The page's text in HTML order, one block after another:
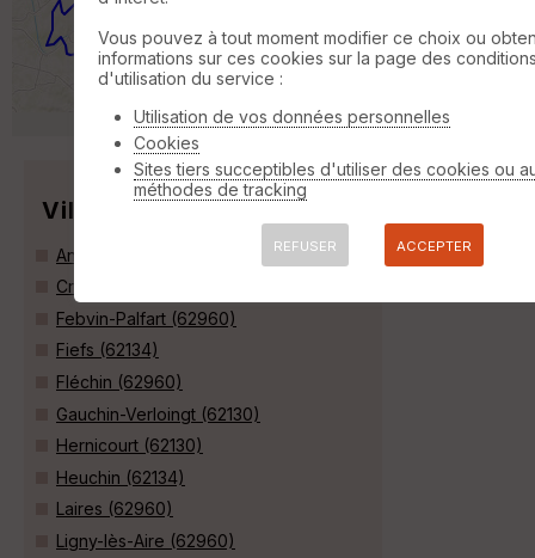
Accessible aux attelages Attention plusieurs
chemins labourés,nous pouvons toujours
»
Villes
Anvin (62134)
Croix-en-Ternois (62130)
Febvin-Palfart (62960)
Fiefs (62134)
Fléchin (62960)
Gauchin-Verloingt (62130)
Hernicourt (62130)
Heuchin (62134)
Laires (62960)
Ligny-lès-Aire (62960)
Vous pouvez à tout moment modifier ce choix ou
informations sur ces cookies sur la page des
d'utilisation du service :
Utilisation de vos données personnelles
Cookies
Sites tiers succeptibles d'utiliser des cookies ou
méthodes de tracking
REFUSER ACCEPTER